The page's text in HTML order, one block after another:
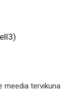
meedia tervikuna